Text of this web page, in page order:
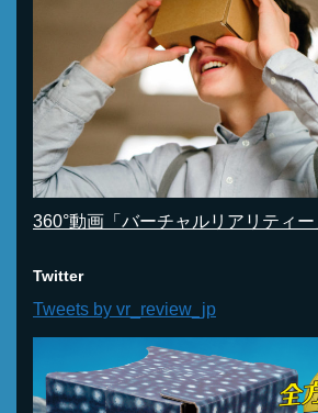
360°動画「バーチャルリアリティ
Twitter
Tweets by vr_review_jp